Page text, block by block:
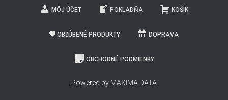
MÔJ ÚČET POKLADŇA KOŠÍK
OBĽÚBENÉ PRODUKTY DOPRAVA
OBCHODNÉ PODMIENKY
Powered by MAXIMA DATA